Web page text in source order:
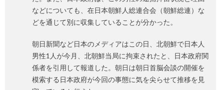
などについても、在日本朝鮮人総連合会（朝鮮総連）な
どを通じて別に収集していることが分かった。
朝日新聞など日本のメディアはこの日、北朝鮮で日本人
男性1人が今月、北朝鮮当局に拘束されたと、日本政府関
係者を引用して報道した。朝日は朝日首脳会談の開催を
模索する日本政府が今回の事態に気を尖らせて推移を見